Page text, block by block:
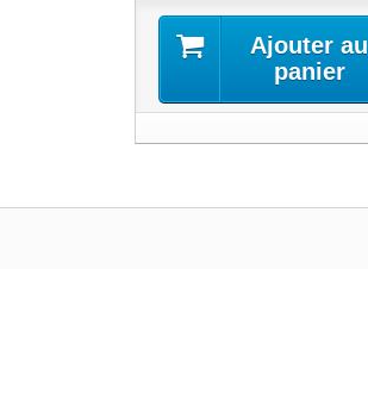
Ajouter au
panier